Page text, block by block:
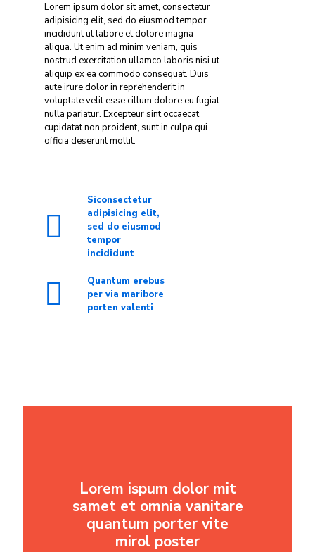
Lorem ipsum dolor sit amet, consectetur
adipisicing elit, sed do eiusmod tempor
incididunt ut labore et dolore magna
aliqua. Ut enim ad minim veniam, quis
nostrud exercitation ullamco laboris nisi ut
aliquip ex ea commodo consequat. Duis
aute irure dolor in reprehenderit in
voluptate velit esse cillum dolore eu fugiat
nulla pariatur. Excepteur sint occaecat
cupidatat non proident, sunt in culpa qui
officia deserunt mollit.
Siconsectetur
adipisicing elit,
sed do eiusmod
tempor
incididunt
Quantum erebus
per via maribore
porten valenti
Lorem ispum dolor mit
samet et omnia vanitare
quantum porter vite
mirol poster